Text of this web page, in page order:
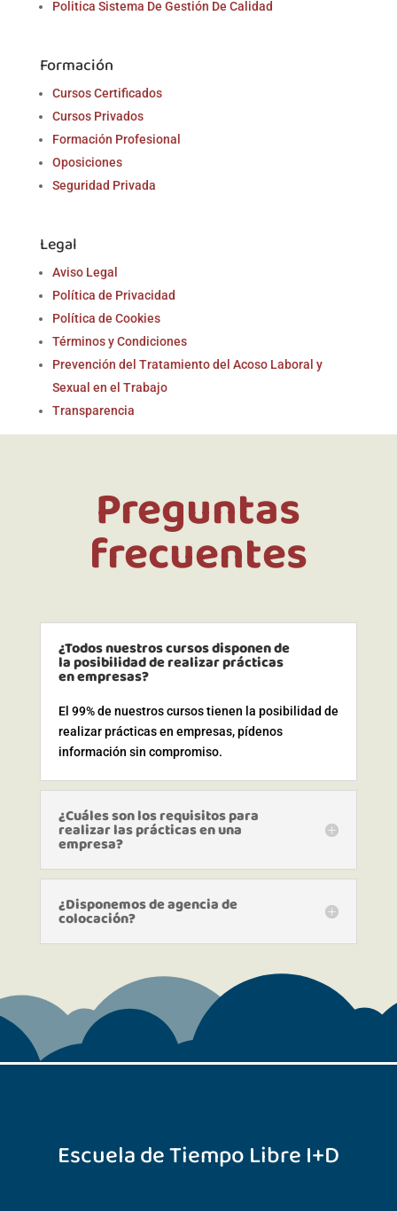
Politica Sistema De Gestión De Calidad
Formación
Cursos Certificados
Cursos Privados
Formación Profesional
Oposiciones
Seguridad Privada
Legal
Aviso Legal
Política de Privacidad
Política de Cookies
Términos y Condiciones
Prevención del Tratamiento del Acoso Laboral y
Sexual en el Trabajo
Transparencia
Preguntas
frecuentes
¿Todos nuestros cursos disponen de
la posibilidad de realizar prácticas
en empresas?
El 99% de nuestros cursos tienen la posibilidad de
realizar prácticas en empresas, pídenos
información sin compromiso.
¿Cuáles son los requisitos para
realizar las prácticas en una
empresa?
¿Disponemos de agencia de
colocación?
Escuela de Tiempo Libre I+D